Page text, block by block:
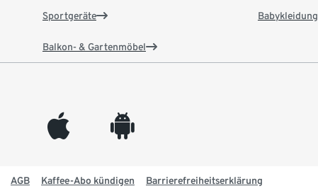
Sportgeräte
Balkon- & Gartenmöbel
Babykleidung
appleinc android
AGB Kaffee-Abo kündigen Barrierefreiheitserklärung